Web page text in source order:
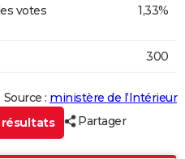
votes
1,33%
300
Source : ministère de l’Intérieur
résultats
Partager